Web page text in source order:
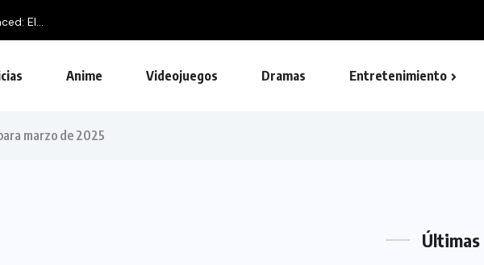
El...
Anime Videojuegos Dramas Entretenimiento
marzo de 2025